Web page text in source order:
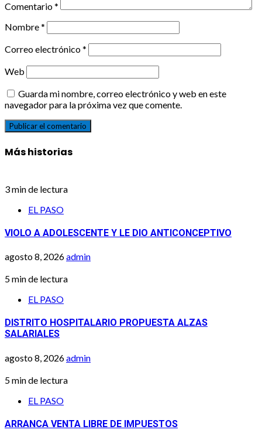
Comentario*
Nombre*
Correo electrónico*
Web
Guarda mi nombre, correo electrónico y web en este
navegador para la próxima vez que comente.
Más historias
3 min de lectura
EL PASO
VIOLO A ADOLESCENTE Y LE DIO ANTICONCEPTIVO
agosto 8, 2026admin
5 min de lectura
EL PASO
DISTRITO HOSPITALARIO PROPUESTA ALZAS
SALARIALES
agosto 8, 2026admin
5 min de lectura
EL PASO
ARRANCA VENTA LIBRE DE IMPUESTOS